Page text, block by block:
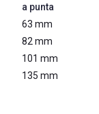
a punta
63 mm
82 mm
101 mm
135 mm